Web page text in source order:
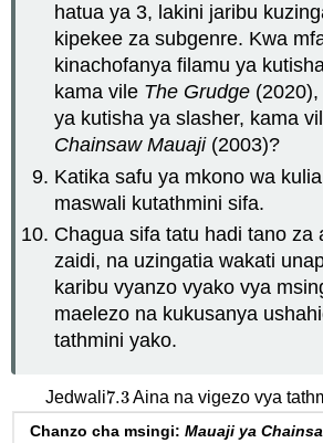
hatua ya 3, lakini jaribu
kipekee za subgenre. Kwa
kinachofanya filamu ya
kama vile The Grudge
ya kutisha ya slasher, kama
Chainsaw Mauaji(2003)?
Katika safu ya mkono wa
maswali kutathmini sifa.
Chagua sifa tatu hadi tano za
zaidi, na uzingatia wakati
karibu vyanzo vyako vya
maelezo na kukusanya
tathmini yako.
Jedwali7.3
7.3Aina na vigezo vya
Chanzo cha msingi: Mauaji ya